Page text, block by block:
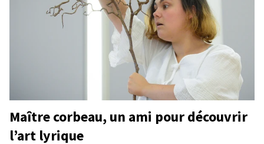
Maître corbeau, un ami pour découvrir
l’art lyrique